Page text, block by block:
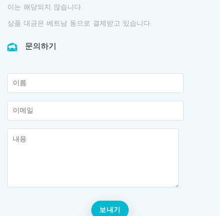
이는 해당되지 않습니다.
상품 대금은 베트남 동으로 결제받고 있습니다.
문의하기